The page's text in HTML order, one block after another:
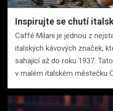
Inspirujte se chutí
Caffé Milani je jednou z
italských kávových značek,
sahající až do roku 1937.
v malém italském městečku